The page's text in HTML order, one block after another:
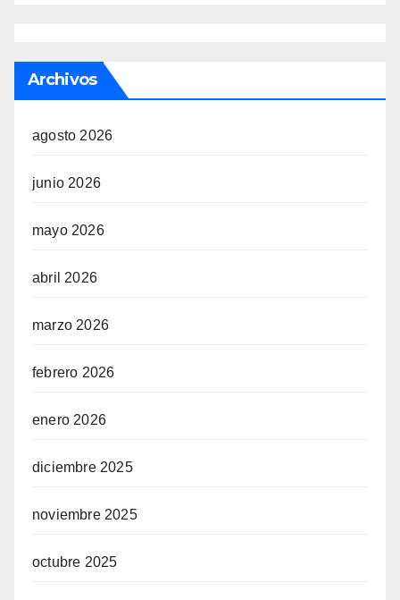
Archivos
agosto 2026
junio 2026
mayo 2026
abril 2026
marzo 2026
febrero 2026
enero 2026
diciembre 2025
noviembre 2025
octubre 2025